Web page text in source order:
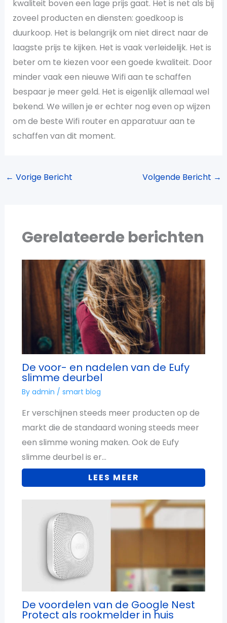
kwaliteit boven een lage prijs gaat. Het is net als bij
zoveel producten en diensten: goedkoop is
duurkoop. Het is belangrijk om niet direct naar de
laagste prijs te kijken. Het is vaak verleidelijk. Het is
beter om te kiezen voor een goede kwaliteit. Door
minder vaak een nieuwe Wifi aan te schaffen
bespaar je meer geld. Het is eigenlijk allemaal wel
bekend. We willen je er echter nog even op wijzen
om de beste Wifi router en apparatuur aan te
schaffen van dit moment.
← Vorige Bericht Volgende Bericht →
Gerelateerde berichten
De voor- en nadelen van de Eufy
slimme deurbel
By admin / smart blog
Er verschijnen steeds meer producten op de
markt die de standaard woning steeds meer
een slimme woning maken. Ook de Eufy
slimme deurbel is er…
LEES MEER
De voordelen van de Google Nest
Protect als rookmelder in huis